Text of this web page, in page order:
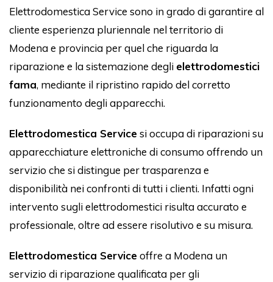
Elettrodomestica Service sono in grado di garantire al
cliente esperienza pluriennale nel territorio di
Modena e provincia per quel che riguarda la
riparazione e la sistemazione degli elettrodomestici
fama, mediante il ripristino rapido del corretto
funzionamento degli apparecchi.
Elettrodomestica Servicesi occupa di riparazioni su
apparecchiature elettroniche di consumo offrendo un
servizio che si distingue per trasparenza e
disponibilità nei confronti di tutti i clienti. Infatti ogni
intervento sugli elettrodomestici risulta accurato e
professionale, oltre ad essere risolutivo e su misura.
Elettrodomestica Serviceoffre a Modena un
servizio di riparazione qualificata per gli